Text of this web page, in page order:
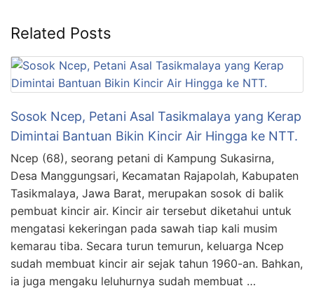
Related Posts
Sosok Ncep, Petani Asal Tasikmalaya yang Kerap
Dimintai Bantuan Bikin Kincir Air Hingga ke NTT.
Ncep (68), seorang petani di Kampung Sukasirna,
Desa Manggungsari, Kecamatan Rajapolah, Kabupaten
Tasikmalaya, Jawa Barat, merupakan sosok di balik
pembuat kincir air. Kincir air tersebut diketahui untuk
mengatasi kekeringan pada sawah tiap kali musim
kemarau tiba. Secara turun temurun, keluarga Ncep
sudah membuat kincir air sejak tahun 1960-an. Bahkan,
ia juga mengaku leluhurnya sudah membuat …